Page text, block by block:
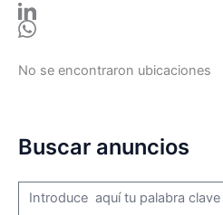
No se encontraron ubicaciones
Buscar anuncios